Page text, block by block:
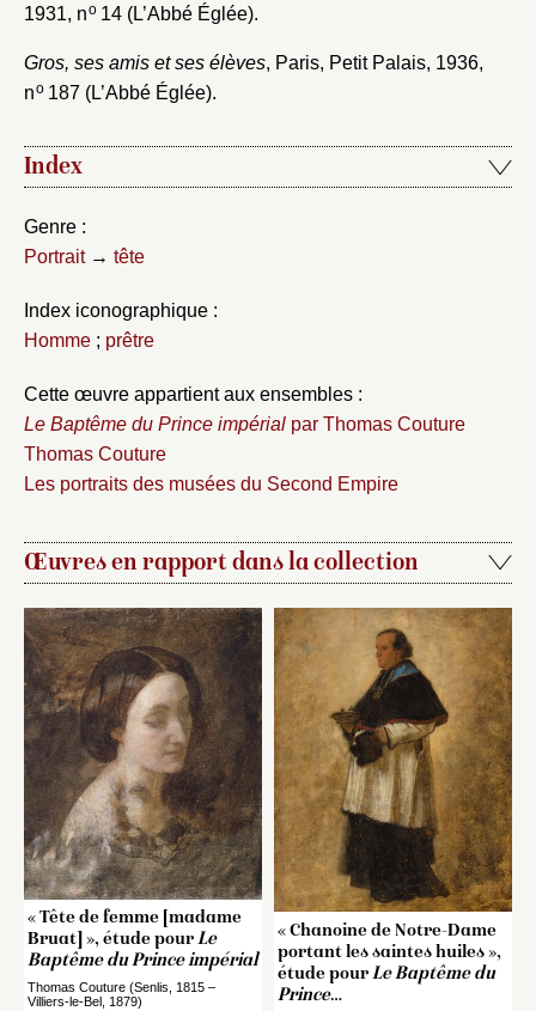
1931, no14 (L’Abbé Églée).
Gros, ses amis et ses élèves, Paris, Petit Palais, 1936,
no187 (L’Abbé Églée).
Index
Genre :
Portrait→ tête
Index iconographique :
Homme ; prêtre
Cette œuvre appartient aux ensembles :
Le Baptême du Prince impérial par Thomas Couture
Thomas Couture
Les portraits des musées du Second Empire
Œuvres en rapport dans la collection
« Tête de femme [madame
Bruat] », étude pourLe
Baptême du Prince impérial
Thomas Couture (Senlis, 1815 –
Villiers-le-Bel, 1879)
« Chanoine de Notre-Dame
portant les saintes huiles »,
étude pourLe Baptême du
Prince…